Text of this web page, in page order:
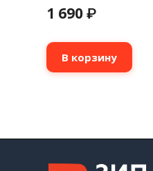
1 690 ₽
В корзину